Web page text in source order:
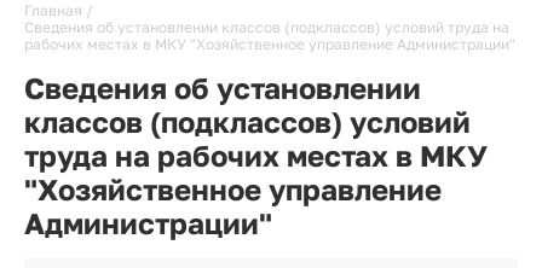
Строка
навигации
Главная
Сведения об установлении классов (подклассов) условий труда на
рабочих местах в МКУ "Хозяйственное управление Администрации"
Сведения об установлении
классов (подклассов) условий
труда на рабочих местах в МКУ
"Хозяйственное управление
Администрации"